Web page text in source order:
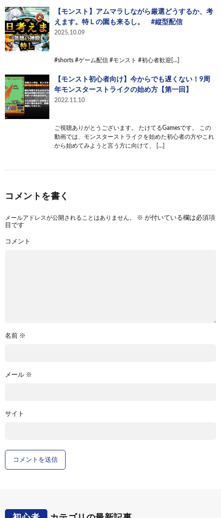
【モンスト】アムマラしながら厳選どうするか、考
えます。特Ｌの園も来るし。 #縦型配信
2025.10.09
#shorts #ゲーム配信 #モンスト #初心者歓迎[…]
【モンスト初心者向け】今からでも遅くない！9周
年モンスターストライクの始め方【第一回】
2022.11.10
ご視聴ありがとうございます。 たけてるGamesです。 この
動画では、モンスターストライクを始めた初心者の方やこれ
から始めてみようと言う方に向けて、 […]
コメントを書く
メールアドレスが公開されることはありません。 ※ が付いている欄は必須項
目です
コメント
名前 ※
メール ※
サイト